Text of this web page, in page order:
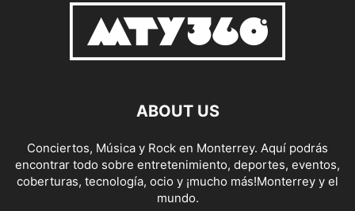
ABOUT US
Conciertos, Música y Rock en Monterrey. Aquí podrás
encontrar todo sobre entretenimiento, deportes, eventos,
coberturas, tecnología, ocio y ¡mucho más!Monterrey y el
mundo.